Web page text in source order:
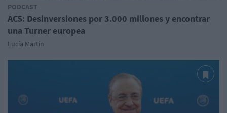
PODCAST
ACS: Desinversiones por 3.000 millones y encontrar
una Turner europea
Lucía Martín